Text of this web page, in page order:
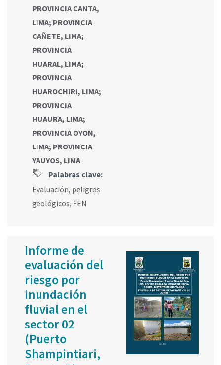
PROVINCIA CANTA,
LIMA; PROVINCIA
CAÑETE, LIMA;
PROVINCIA
HUARAL, LIMA;
PROVINCIA
HUAROCHIRI, LIMA;
PROVINCIA
HUAURA, LIMA;
PROVINCIA OYON,
LIMA; PROVINCIA
YAUYOS, LIMA
Palabras clave:
Evaluación, peligros
geológicos, FEN
Informe de
evaluación del
riesgo por
inundación
fluvial en el
sector 02
(Puerto
Shampintiari,